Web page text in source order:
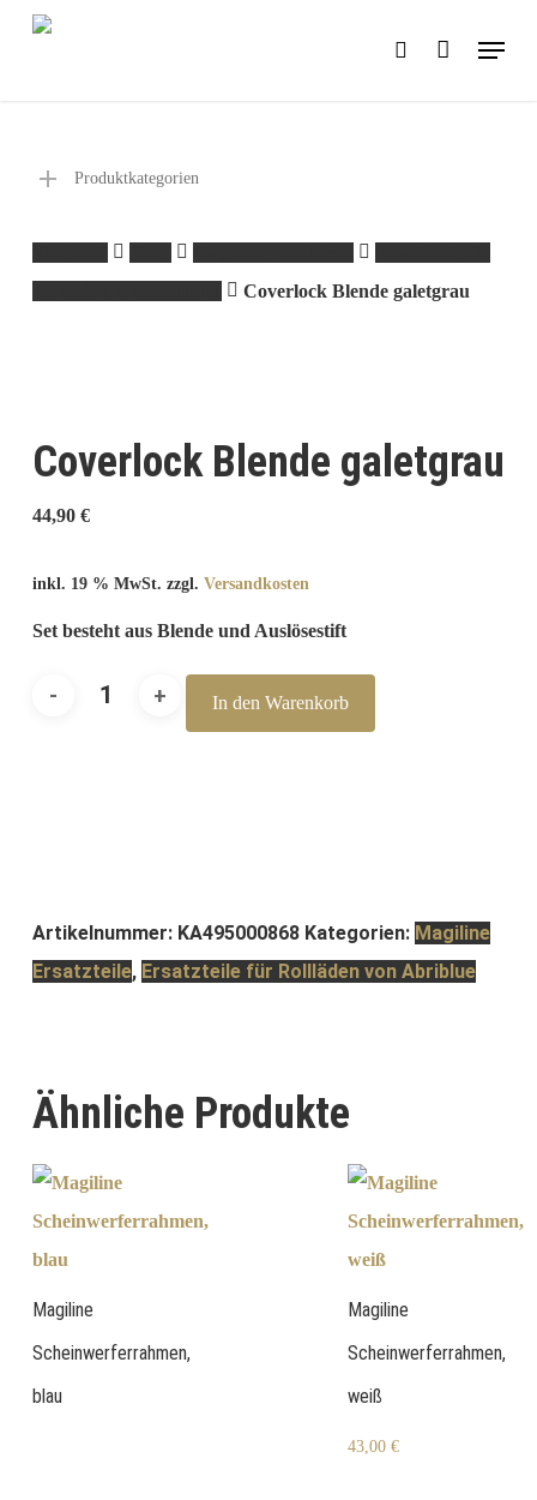
Skip
search
Menu
Produktkategorien
Coverlock Blende galetgrau
Coverlock Blende galetgrau
44,90 €
inkl. 19 % MwSt. zzgl. Versandkosten
Set besteht aus Blende und Auslösestift
Coverlock
In den Warenkorb
Artikelnummer: KA495000868 Kategorien: Magiline
Ersatzteile, Ersatzteile für Rollläden von Abriblue
Ähnliche Produkte
Magiline
Scheinwerferrahmen,
blau
Magiline
Scheinwerferrahmen,
weiß
43,00 €